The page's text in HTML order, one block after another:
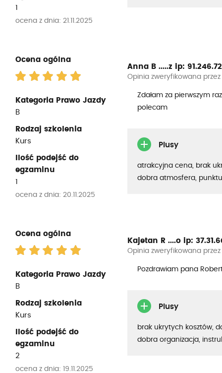
1
ocena z dnia: 21.11.2025
Ocena ogólna
Kategoria Prawo Jazdy
B
Rodzaj szkolenia
Kurs
Ilość podejść do
egzaminu
1
ocena z dnia: 20.11.2025
Anna B .....z ip:
Opinia zweryfikowana
Zdałam za pierwszym
polecam
Plusy
atrakcyjna cena, brak
dobra atmosfera,
Ocena ogólna
Kategoria Prawo Jazdy
B
Rodzaj szkolenia
Kurs
Ilość podejść do
egzaminu
2
ocena z dnia: 19.11.2025
Kajetan R ....o ip:
Opinia zweryfikowana
Pozdrawiam pana
Plusy
brak ukrytych kosztów,
dobra organizacja,